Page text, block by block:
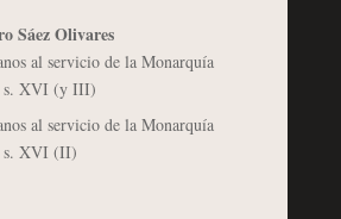
Sáez Olivares
al servicio de la Monarquía
s. XVI (y III)
al servicio de la Monarquía
s. XVI (II)